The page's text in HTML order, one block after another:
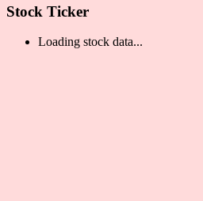
Stock Ticker
Loading stock data...